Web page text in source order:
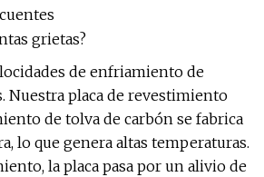
grietas?
de enfriamiento de
Nuestra placa de revestimiento
de tolva de carbón se fabrica
lo que genera altas temperaturas.
la placa pasa por un alivio de